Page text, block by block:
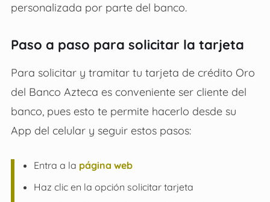
personalizada por parte del banco.
Paso a paso para solicitar la tarjeta
Para solicitar y tramitar tu tarjeta de crédito Oro
del Banco Azteca es conveniente ser cliente del
banco, pues esto te permite hacerlo desde su
App del celular y seguir estos pasos:
Entra a la página web
Haz clic en la opción solicitar tarjeta